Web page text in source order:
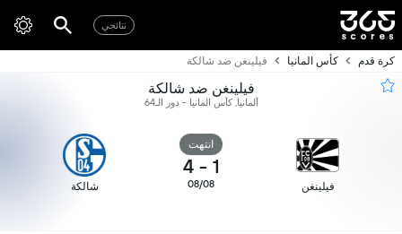
نتائجي
كرة قدم كأس المانيا فيلينغن ضد شالكة
فيلينغن ضد شالكة
ألمانيا, كأس المانيا - دور الـ64
فيلينغن
انتهت
1
-
4
08/08 شالكة